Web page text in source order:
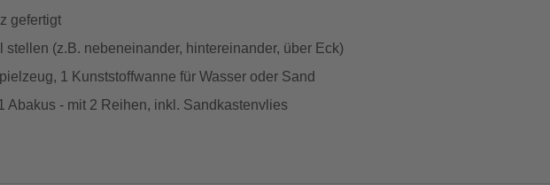
gefertigt
stellen (z.B. nebeneinander, hintereinander, über Eck)
1 Kunststoffwanne für Wasser oder Sand
Abakus - mit 2 Reihen, inkl. Sandkastenvlies